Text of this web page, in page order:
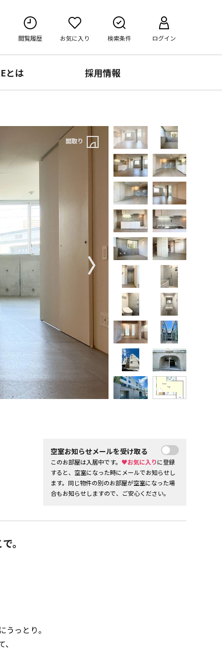
閲覧履歴 お気に入り 検索条件 ログイン
とは 採用情報
〉
間取り
空室お知らせメールを受け取る
このお部屋は入居中です。 ♥お気に入りに登録
すると、空室になった時にメールでお知らせし
ます。同じ物件の別のお部屋が空室になった場
合もお知らせしますので、ご安心ください。
。
っとり。